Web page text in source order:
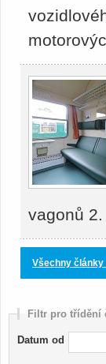
vagonů
Všechny
Filtr pro třídění
Datum od